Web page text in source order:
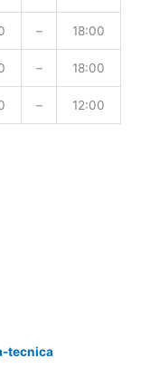
– 18:00
– 18:00
– 12:00
tecnica